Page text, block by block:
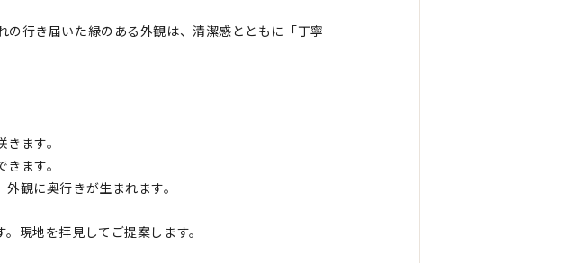
行き届いた緑のある外観は、清潔感とともに「丁寧
ます。
ます。
観に奥行きが生まれます。
現地を拝見してご提案します。